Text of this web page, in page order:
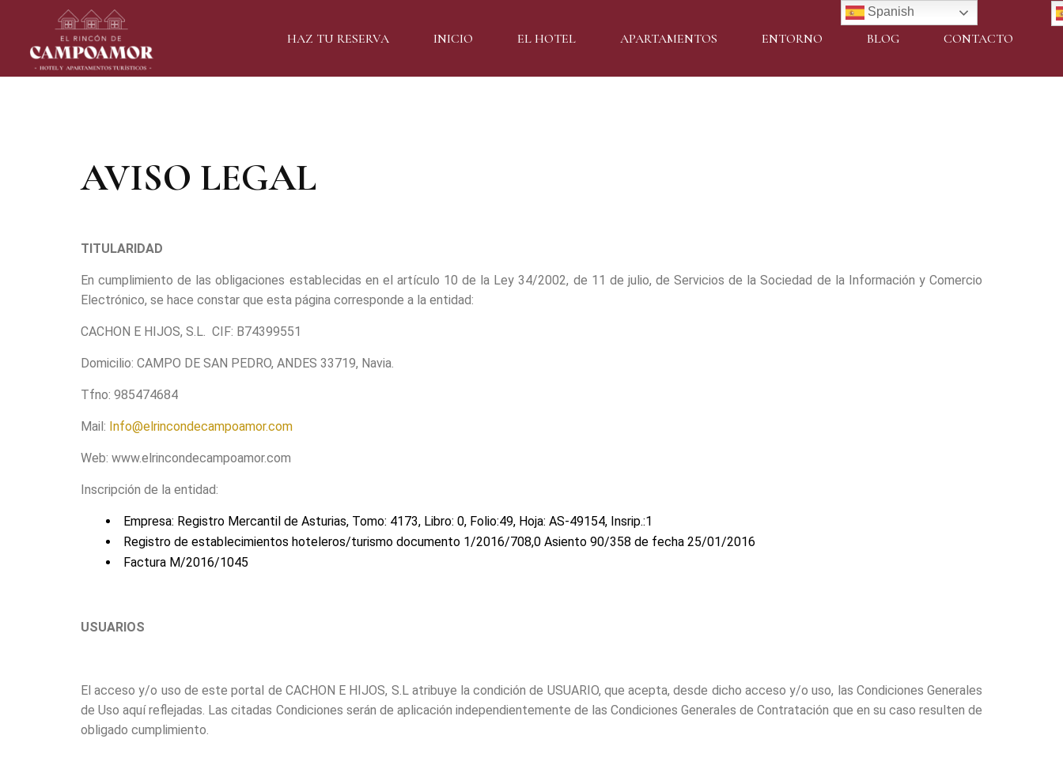
HAZ TU RESERVA INICIO EL HOTEL APARTAMENTOS ENTORNO BLOG CONTACTO
AVISO LEGAL
TITULARIDAD
En cumplimiento de las obligaciones establecidas en el artículo 10 de la Ley 34/2002, de 11 de julio, de Servicios de la Sociedad de la Información y Comercio
Electrónico, se hace constar que esta página corresponde a la entidad:
CACHON E HIJOS, S.L. CIF: B74399551
Domicilio: CAMPO DE SAN PEDRO, ANDES 33719, Navia.
Tfno: 985474684
Mail: Info@elrincondecampoamor.com
Web: www.elrincondecampoamor.com
Inscripción de la entidad:
Empresa: Registro Mercantil de Asturias, Tomo: 4173, Libro: 0, Folio:49, Hoja: AS-49154, Insrip.:1
Registro de establecimientos hoteleros/turismo documento 1/2016/708,0 Asiento 90/358 de fecha 25/01/2016
Factura M/2016/1045
USUARIOS
El acceso y/o uso de este portal de CACHON E HIJOS, S.L atribuye la condición de USUARIO, que acepta, desde dicho acceso y/o uso, las Condiciones Generales
de Uso aquí reflejadas. Las citadas Condiciones serán de aplicación independientemente de las Condiciones Generales de Contratación que en su caso resulten de
obligado cumplimiento.
Spanish